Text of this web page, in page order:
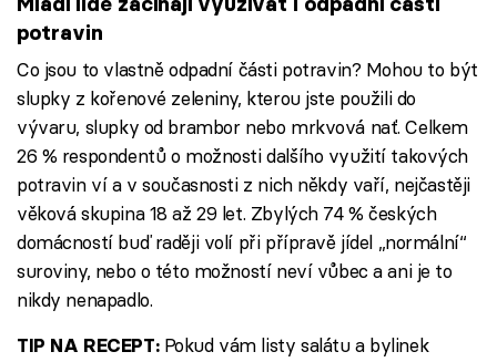
potravin
Co jsou to vlastně odpadní části potravin? Mohou to být
slupky z kořenové zeleniny, kterou jste použili do
vývaru, slupky od brambor nebo mrkvová nať. Celkem
26 % respondentů o možnosti dalšího využití takových
potravin ví a v současnosti z nich někdy vaří, nejčastěji
věková skupina 18 až 29 let. Zbylých 74 % českých
domácností buď raději volí při přípravě jídel „normální“
suroviny, nebo o této možností neví vůbec a ani je to
nikdy nenapadlo.
TIP NA RECEPT:Pokud vám listy salátu a bylinek